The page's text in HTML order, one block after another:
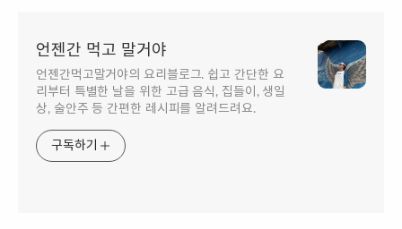
언젠간 먹고 말거야
언젠간먹고말거야의 요리블로그. 쉽고 간단한 요
리부터 특별한 날을 위한 고급 음식, 집들이, 생일
상, 술안주 등 간편한 레시피를 알려드려요.
구독하기